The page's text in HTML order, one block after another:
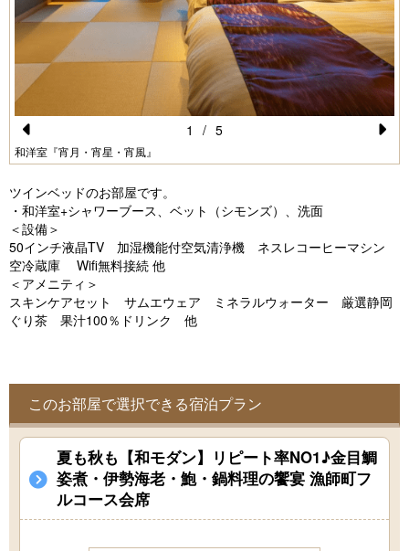
Pr
vi
o
u
s
和洋室『宵月・宵星・宵風』
1 / 5
ツインベッドのお部屋です。
・和洋室+シャワーブース、ベット（シモンズ）、洗面
＜設備＞
50インチ液晶TV 加湿機能付空気清浄機 ネスレコーヒーマシン
空冷蔵庫 Wifi無料接続 他
＜アメニティ＞
スキンケアセット サムエウェア ミネラルウォーター 厳選静岡
ぐり茶 果汁100％ドリンク 他
このお部屋で選択できる宿泊プラン
夏も秋も【和モダン】リピート率NO1♪金目鯛
姿煮・伊勢海老・鮑・鍋料理の饗宴 漁師町フ
ルコース会席